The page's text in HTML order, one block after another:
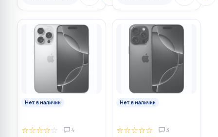
Нет в наличии
☆☆☆☆☆ 4
Нет в наличии
☆☆☆☆☆ 3